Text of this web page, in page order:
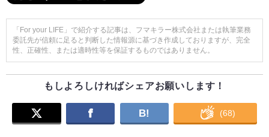
「For your LIFE」で紹介する記事は、フマキラー株式会社または執筆業務
委託先が信頼に足ると判断した情報源に基づき作成しておりますが、完全
性、正確性、または適時性等を保証するものではありません。
もしよろしければシェアお願いします！
B! (68)